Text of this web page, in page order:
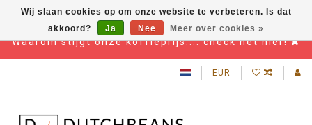
Waarom stijgt onze koffieprijs.... check het hier!
EUR
Wij slaan cookies op om onze website te verbeteren. Is dat
akkoord?
Ja Nee Meer over cookies »